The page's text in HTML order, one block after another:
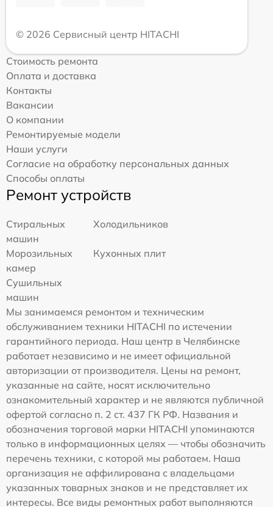
© 2026 Сервисный центр HITACHI
Стоимость ремонта
Оплата и доставка
Контакты
Вакансии
О компании
Ремонтируемые модели
Наши услуги
Согласие на обработку персональных данных
Способы оплаты
Ремонт устройств
Стиральных
машин
Холодильников
Морозильных
камер
Кухонных плит
Сушильных
машин
Мы занимаемся ремонтом и техническим
обслуживанием техники HITACHI по истечении
гарантийного периода. Наш центр в Челябинске
работает независимо и не имеет официальной
авторизации от производителя. Цены на ремонт,
указанные на сайте, носят исключительно
ознакомительный характер и не являются публичной
офертой согласно п. 2 ст. 437 ГК РФ. Названия и
обозначения торговой марки HITACHI упоминаются
только в информационных целях — чтобы обозначить
перечень техники, с которой мы работаем. Наша
организация не аффилирована с владельцами
указанных товарных знаков и не представляет их
интересы. Все виды ремонтных работ выполняются